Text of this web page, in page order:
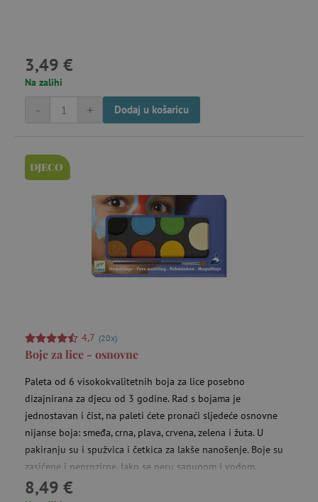
3,49 €
Na zalihi
+
- Dodaj u košaricu
DJECO
4,7 (20x)
Boje za lice - osnovne
Paleta od 6 visokokvalitetnih boja za lice posebno
dizajnirana za djecu od 3 godine. Rad s bojama je
jednostavan i čist, na paleti ćete pronaći sljedeće osnovne
nijanse boja: smeđa, crna, plava, crvena, zelena i žuta. U
pakiranju su i spužvica i četkica za lakše nanošenje. Boje su
zasićene i neprozirne, lako se peru sapunom i vodom.
8,49 €